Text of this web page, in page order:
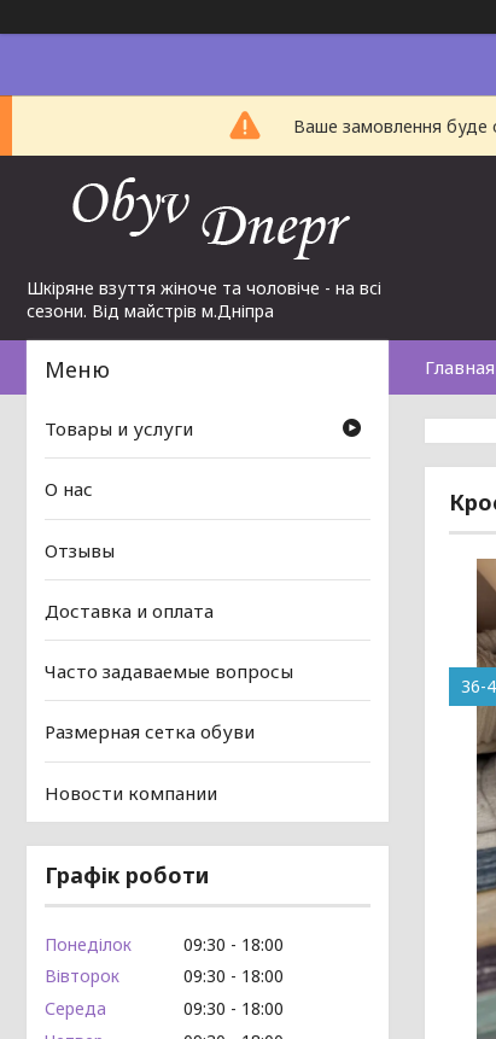
Ваше замовлення буде
Шкіряне взуття жіноче та чоловіче - на всі
сезони. Від майстрів м.Дніпра
Главная
36-
Товары и услуги
О нас
Отзывы
Доставка и оплата
Часто задаваемые вопросы
Размерная сетка обуви
Новости компании
Графік роботи
Понеділок 09:30
18:00
Вівторок
09:30
18:00
Середа
09:30
18:00